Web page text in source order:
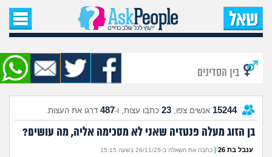
עמוד הבית
שאל שאלה
שאלות חדשות
שאלות שעוררו עניין
עצות חדשות
בין הסדינים
15244 אנשים צפו, 23 כתבו עצות, ו-487 דרגו את העצות.
בן הזוג מעלה פנטזיה שאני לא מסכימה אליה, מה עושים?
ענבל בת 26 | כתבה את השאלה ב-26/11/25 בשעה 15:15